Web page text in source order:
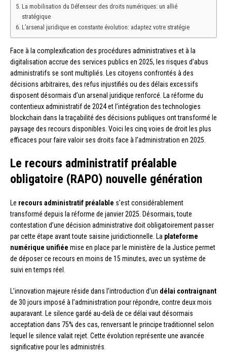
La mobilisation du Défenseur des droits numériques: un allié
stratégique
L’arsenal juridique en constante évolution: adaptez votre stratégie
Face à la complexification des procédures administratives et à la
digitalisation accrue des services publics en 2025, les risques d’abus
administratifs se sont multipliés. Les citoyens confrontés à des
décisions arbitraires, des refus injustifiés ou des délais excessifs
disposent désormais d’un arsenal juridique renforcé. La réforme du
contentieux administratif de 2024 et l’intégration des technologies
blockchain dans la traçabilité des décisions publiques ont transformé le
paysage des recours disponibles. Voici les cinq voies de droit les plus
efficaces pour faire valoir ses droits face à l’administration en 2025.
Le recours administratif préalable
obligatoire (RAPO) nouvelle génération
Le recours administratif préalable s’est considérablement
transformé depuis la réforme de janvier 2025. Désormais, toute
contestation d’une décision administrative doit obligatoirement passer
par cette étape avant toute saisine juridictionnelle. La plateforme
numérique unifiée mise en place par le ministère de la Justice permet
de déposer ce recours en moins de 15 minutes, avec un système de
suivi en temps réel.
L’innovation majeure réside dans l’introduction d’un délai contraignant
de 30 jours imposé à l’administration pour répondre, contre deux mois
auparavant. Le silence gardé au-delà de ce délai vaut désormais
acceptation dans 75% des cas, renversant le principe traditionnel selon
lequel le silence valait rejet. Cette évolution représente une avancée
significative pour les administrés.